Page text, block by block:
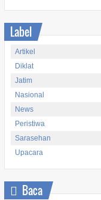
Label
Artikel
Diklat
Jatim
Nasional
News
Peristiwa
Sarasehan
Upacara
Baca